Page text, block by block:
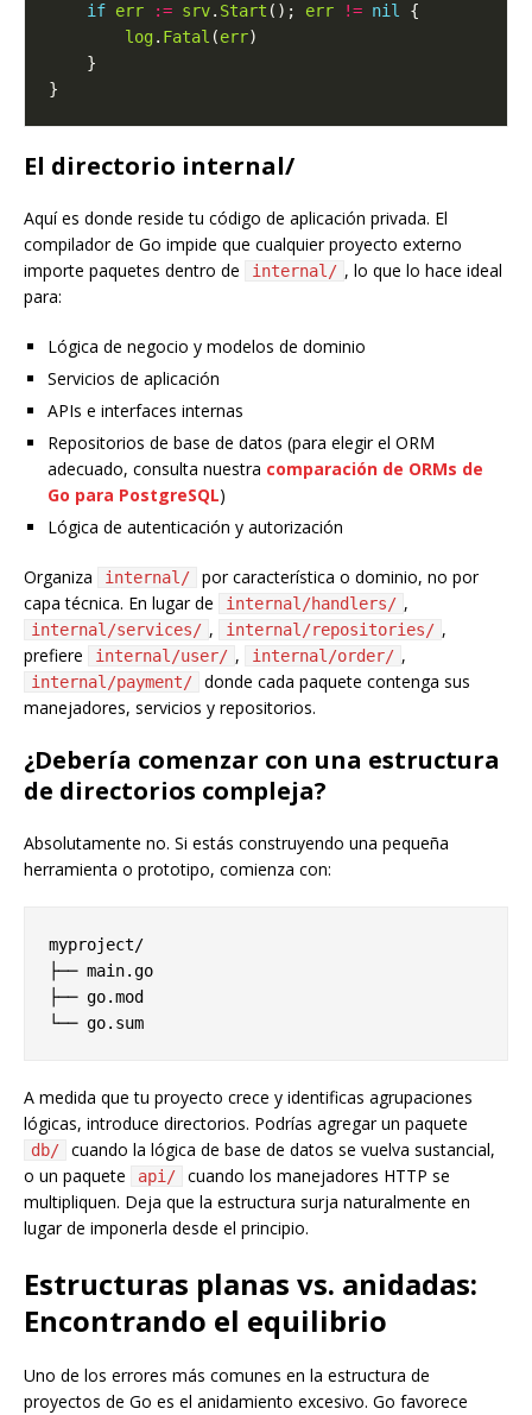
if err := srv. Start (); err != nil
log. Fatal (err
El directorio internal/
Aquí es donde reside tu código de aplicación privada. El
compilador de Go impide que cualquier proyecto externo
importe paquetes dentro de
internal/ , lo que lo hace ideal
para:
Lógica de negocio y modelos de dominio
Servicios de aplicación
APIs e interfaces internas
Repositorios de base de datos (para elegir el ORM
adecuado, consulta nuestra comparación de ORMs de
Go para PostgreSQL)
Lógica de autenticación y autorización
Organiza internal/
por característica o dominio, no por
capa técnica. En lugar de
internal/handlers/ ,
internal/services/ , internal/repositories/ ,
prefiere
internal/user/ , internal/order/ ,
internal/payment/
donde cada paquete contenga sus
manejadores, servicios y repositorios.
¿Debería comenzar con una estructura
de directorios compleja?
Absolutamente no. Si estás construyendo una pequeña
herramienta o prototipo, comienza con:
myproject/
├── main.go
├── go.mod
A medida que tu proyecto crece y identificas agrupaciones
lógicas, introduce directorios. Podrías agregar un paquete
db/
cuando la lógica de base de datos se vuelva sustancial,
o un paquete
api/
cuando los manejadores HTTP se
multipliquen. Deja que la estructura surja naturalmente en
lugar de imponerla desde el principio.
Estructuras planas vs. anidadas:
Encontrando el equilibrio
Uno de los errores más comunes en la estructura de
proyectos de Go es el anidamiento excesivo. Go favorece